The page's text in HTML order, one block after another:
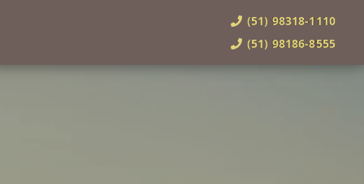
(51) 98318-1110
(51) 98186-8555